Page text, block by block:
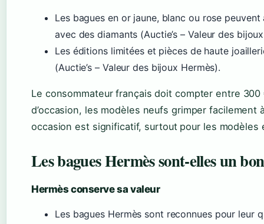
Les bagues en or jaune, blanc ou rose
avec des diamants (Auctie’s – Valeur des
Les éditions limitées et pièces de haute
(Auctie’s – Valeur des bijoux Hermès).
Le consommateur français doit compter entre
d’occasion, les modèles neufs grimper facilement
occasion est significatif, surtout pour les modèles
Les bagues Hermès sont-elles un
Hermès conserve sa valeur
Les bagues Hermès sont reconnues pour leur